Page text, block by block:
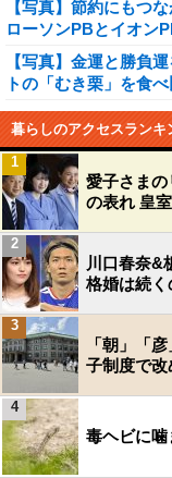
【写真】節約にもつ
ローソンPBとイオン
【写真】金運と勝負
トの「むき栗」を食
暮らしのアクセスランキ
愛子さま
の表れ 皇
1
川口春奈&
格婚は続く
2
「朝」「
子制度で改
3
毒ヘビに
4